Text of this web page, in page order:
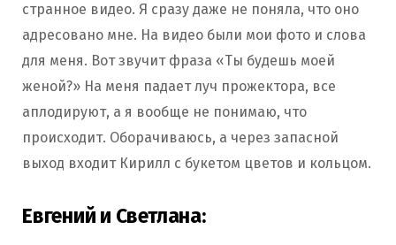
странное видео. Я сразу даже не поняла, что оно
адресовано мне. На видео были мои фото и слова
для меня. Вот звучит фраза «Ты будешь моей
женой?» На меня падает луч прожектора, все
аплодируют, а я вообще не понимаю, что
происходит. Оборачиваюсь, а через запасной
выход входит Кирилл с букетом цветов и кольцом.
Евгений и Светлана: